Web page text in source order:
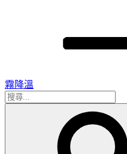
霧降溫
搜